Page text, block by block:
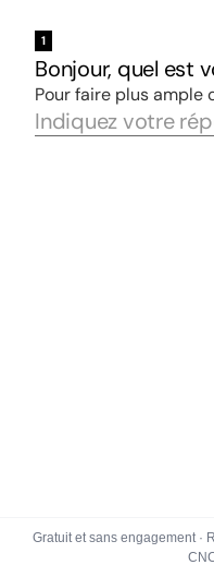
Gratuit et sans engagement ·